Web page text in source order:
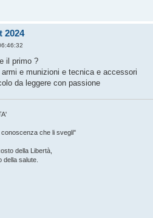
2024
il primo ?
e munizioni e tecnica e accessori
da leggere con passione
che li svegli"
della Libertà,
della salute.